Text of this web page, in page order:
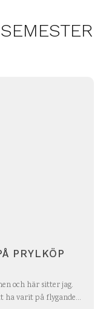
SEMESTER
PRYLKÖP
och här sitter jag.
ha varit på flygande...